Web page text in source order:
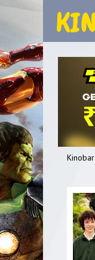
Kinobar